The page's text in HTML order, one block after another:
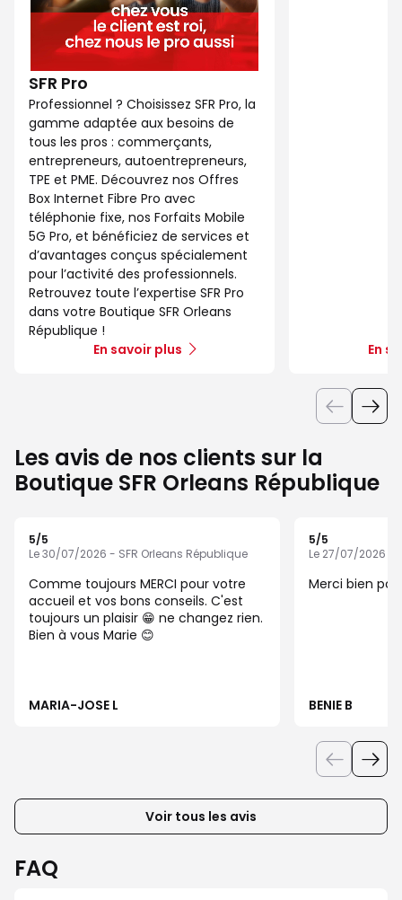
SFR Pro
Professionnel ? Choisissez SFR Pro, la
gamme adaptée aux besoins de
tous les pros : commerçants,
entrepreneurs, autoentrepreneurs,
TPE et PME. Découvrez nos Offres
Box Internet Fibre Pro avec
téléphonie fixe, nos Forfaits Mobile
5G Pro, et bénéficiez de services et
d’avantages conçus spécialement
pour l’activité des professionnels.
Retrouvez toute l’expertise SFR Pro
dans votre Boutique SFR Orleans
République !
En savoir plus
En
Les avis de nos clients sur la
Boutique SFR Orleans République
5/5
Le 30/07/2026 - SFR Orleans République
Comme toujours MERCI pour votre
accueil et vos bons conseils. C'est
toujours un plaisir 😁 ne changez rien.
Bien à vous Marie 😊
MARIA-JOSE L
5/5
Le 27/07/2026 -
Merci bien
BENIE B
Voir tous les avis
FAQ